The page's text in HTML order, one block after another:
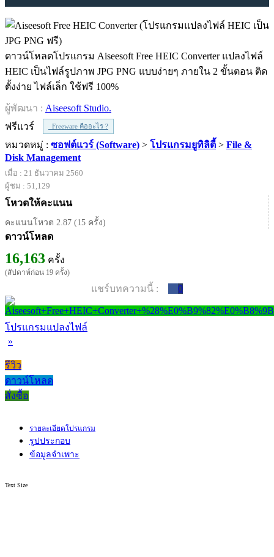
ดาวน์โหลดโปรแกรม Aiseesoft Free HEIC Converter แปลงไฟล์
HEIC เป็นไฟล์รูปภาพ JPG PNG แบบง่ายๆ ภายใน 2 ขั้นตอน ติด
ตั้งง่าย ไฟล์เล็ก ใช้ฟรี 100%
ผู้พัฒนา : Aiseesoft Studio.
ฟรีแวร์
Freeware คืออะไร ?
หมวดหมู่ : ซอฟต์แวร์ (Software) > โปรแกรมยูทิลิตี้ > File &
Disk Management
เมื่อ : 21 ธันวาคม 2560
ผู้ชม : 51,129
โหวตให้คะแนน
คะแนนโหวต 2.87 (15 ครั้ง)
ดาวน์โหลด
16,163 ครั้ง
(สัปดาห์ก่อน 19 ครั้ง)
แชร์บทความนี้ : 0
โปรแกรมแปลงไฟล์
»
รีวิว
ดาวน์โหลด
สั่งซื้อ
รายละเอียดโปรแกรม
รูปประกอบ
ข้อมูลจำเพาะ
Text Size